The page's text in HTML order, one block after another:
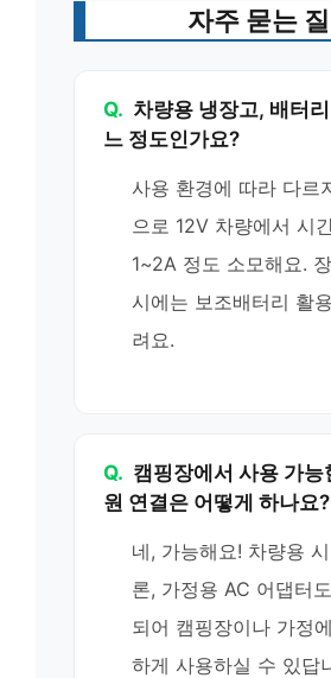
자주 묻는
Q. 차량용 냉장고, 배터
느 정도인가요?
사용 환경에 따라 다르
으로 12V 차량에서 시
1~2A 정도 소모해요.
시에는 보조배터리 활
려요.
Q. 캠핑장에서 사용 가능
원 연결은 어떻게 하나요?
네, 가능해요! 차량용
론, 가정용 AC 어댑터
되어 캠핑장이나 가정
하게 사용하실 수 있답